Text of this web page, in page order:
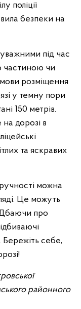
поліції
безпеки на
уважними під час
частиною чи
розміщення
у темну пори
150 метрів.
дорозі в
та яскравих
можна
Це можуть
Дбаючи про
себе,
районного